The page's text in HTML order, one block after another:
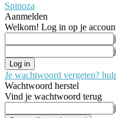
Spinoza
Aanmelden
Welkom! Log in op je
Je wachtwoord vergeten?
Wachtwoord herstel
Vind je wachtwoord terug